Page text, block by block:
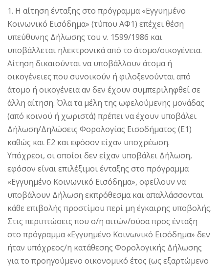
1. Η αίτηση ένταξης στο πρόγραμμα «Εγγυημένο
Κοινωνικό Εισόδημα» (τύπου ΑΦ1) επέχει θέση
υπεύθυνης Δήλωσης του ν. 1599/1986 και
υποβάλλεται ηλεκτρονικά από το άτομο/οικογένεια.
Αίτηση δικαιούνται να υποβάλλουν άτομα ή
οικογένειες που συνοικούν ή φιλοξενούνται από
άτομο ή οικογένεια αν δεν έχουν συμπεριληφθεί σε
άλλη αίτηση. Όλα τα μέλη της ωφελούμενης μονάδας
(από κοινού ή χωριστά) πρέπει να έχουν υποβάλει
Δήλωση/Δηλώσεις Φορολογίας Εισοδήματος (Ε1)
καθώς και Ε2 και εφόσον είχαν υποχρέωση.
Υπόχρεοι, οι οποίοι δεν είχαν υποβάλει Δήλωση,
εφόσον είναι επιλέξιμοι ένταξης στο πρόγραμμα
«Εγγυημένο Κοινωνικό Εισόδημα», οφείλουν να
υποβάλουν Δήλωση εκπρόθεσμα και απαλλάσσονται
κάθε επιβολής προστίμου περί μη έγκαιρης υποβολής.
Στις περιπτώσεις που ο/η αιτών/ούσα προς ένταξη
στο πρόγραμμα «Εγγυημένο Κοινωνικό Εισόδημα» δεν
ήταν υπόχρεος/η κατάθεσης Φορολογικής Δήλωσης
για το προηγούμενο οικονομικό έτος (ως εξαρτώμενο